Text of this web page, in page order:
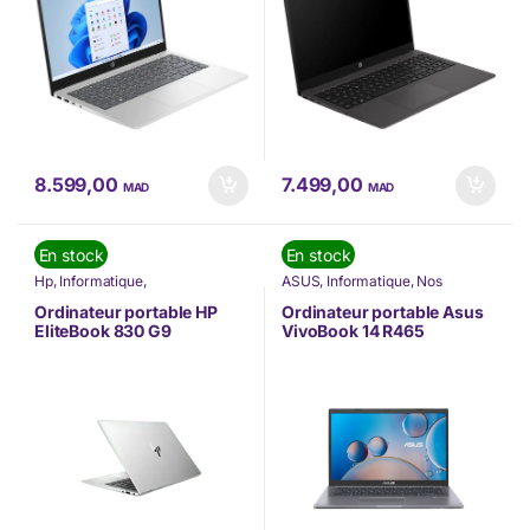
8.599,00 MAD 7.499,00 MAD
En stock
Hp, Informatique,
Ordinateur Portable,Ordinateurs
Portables,PC Portable
Ordinateur portable HP
EliteBook 830 G9
En stock
ASUS, Informatique, Nos
Ordinateur portable Asus
VivoBook 14 R465